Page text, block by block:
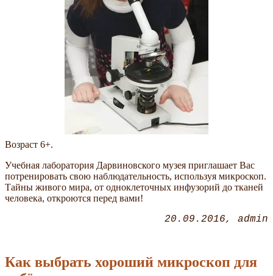
Возраст 6+.
Учебная лаборатория Дарвиновского музея приглашает Вас
потренировать свою наблюдательность, используя микроскоп.
Тайны живого мира, от одноклеточных инфузорий до тканей
человека, откроются перед вами!
20.09.2016 admin
Как выбрать хороший микроскоп для